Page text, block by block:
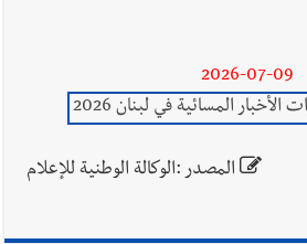
2026-07-09
المسائية في لبنان 2026
المصدر :الوكالة الوطنية للإعلام